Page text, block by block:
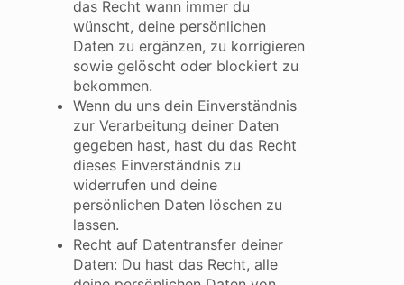
das Recht wann immer du
wünscht, deine persönlichen
Daten zu ergänzen, zu korrigieren
sowie gelöscht oder blockiert zu
bekommen.
Wenn du uns dein Einverständnis
zur Verarbeitung deiner Daten
gegeben hast, hast du das Recht
dieses Einverständnis zu
widerrufen und deine
persönlichen Daten löschen zu
lassen.
Recht auf Datentransfer deiner
Daten: Du hast das Recht, alle